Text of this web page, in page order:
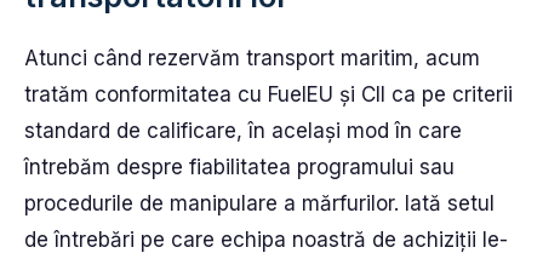
Atunci când rezervăm transport maritim, acum
tratăm conformitatea cu FuelEU și CII ca pe criterii
standard de calificare, în același mod în care
întrebăm despre fiabilitatea programului sau
procedurile de manipulare a mărfurilor. Iată setul
de întrebări pe care echipa noastră de achiziții le-